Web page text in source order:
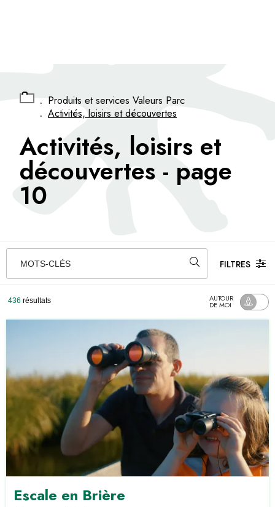
. Produits et services Valeurs Parc
. Activités, loisirs et découvertes
Activités, loisirs et
découvertes - page
10
MOTS-CLÉS FILTRES
436 résultats AUTOUR
DE MOI
Escale en Brière